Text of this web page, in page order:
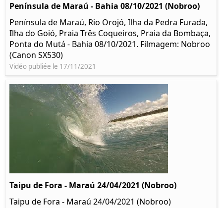
Península de Maraú - Bahia 08/10/2021 (Nobroo)
Península de Maraú, Rio Orojó, Ilha da Pedra Furada,
Ilha do Goió, Praia Três Coqueiros, Praia da Bombaça,
Ponta do Mutá - Bahia 08/10/2021. Filmagem: Nobroo
(Canon SX530)
Vidéo publiée le 17/11/2021
Taipu de Fora - Maraú 24/04/2021 (Nobroo)
Taipu de Fora - Maraú 24/04/2021 (Nobroo)